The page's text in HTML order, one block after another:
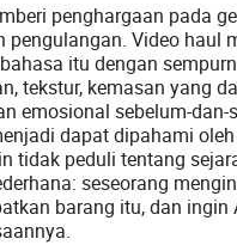
penghargaan pada
pengulangan. Video haul
itu dengan
tekstur, kemasan yang
emosional sebelum-dan-
dapat dipahami
tidak peduli tentang
seseorang
barang itu, dan ingin